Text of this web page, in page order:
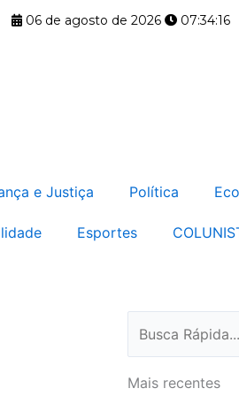
06 de agosto de 2026 07:34:17
e Justiça Política
Esportes
Mais recentes